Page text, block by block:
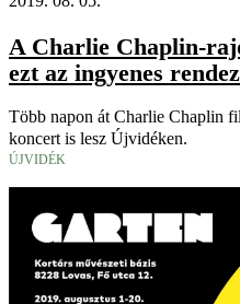
A Charlie Chaplin-
ezt az ingyenes
Több napon át Charlie Chaplin
koncert is lesz Újvidéken.
ÚJVIDÉK